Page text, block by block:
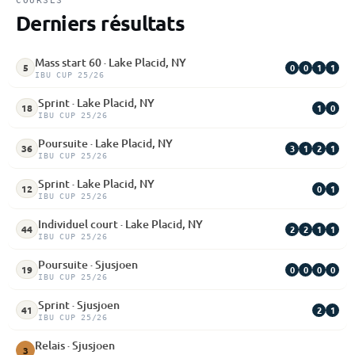
Derniers résultats
5 Mass start 60 · Lake Placid, NY
IBU CUP 25/26
0 0 1 1
18 Sprint · Lake Placid, NY
IBU CUP 25/26
1 0
36 Poursuite · Lake Placid, NY
IBU CUP 25/26
3 1 2 1
12 Sprint · Lake Placid, NY
IBU CUP 25/26
0 1
44 Individuel court · Lake Placid, NY
IBU CUP 25/26
2 2 1 1
19 Poursuite · Sjusjoen
IBU CUP 25/26
0 0 0 0
41 Sprint · Sjusjoen
IBU CUP 25/26
2 1
3 Relais · Sjusjoen